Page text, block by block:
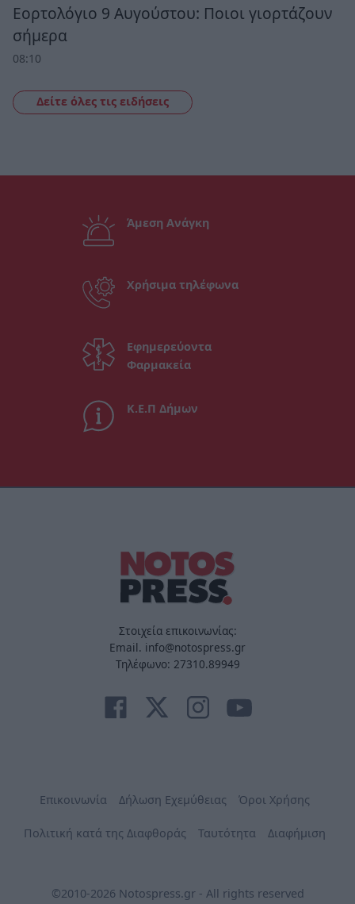
Εορτολόγιο 9 Αυγούστου: Ποιοι γιορτάζουν
σήμερα
08:10
Δείτε όλες τις ειδήσεις
Άμεση Ανάγκη
Χρήσιμα τηλέφωνα
Εφημερεύοντα
Φαρμακεία
Κ.Ε.Π Δήμων
Στοιχεία επικοινωνίας:
Email. info@notospress.gr
Τηλέφωνο: 27310.89949
Επικοινωνία Δήλωση Εχεμύθειας Όροι Χρήσης
Πολιτική κατά της Διαφθοράς Ταυτότητα Διαφήμιση
©2010-2026 Notospress.gr - All rights reserved